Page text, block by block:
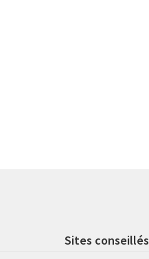
Sites conseillés